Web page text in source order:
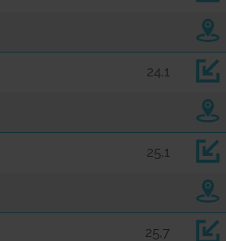
24,1
25,1
25,7